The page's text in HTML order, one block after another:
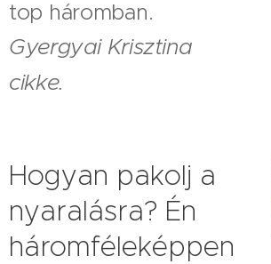
top háromban.
Gyergyai Krisztina
cikke.
Hogyan pakolj a
nyaralásra? Én
háromféleképpen